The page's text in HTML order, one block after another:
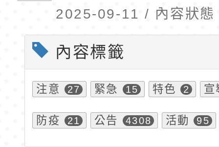
2025-09-11 / 內容狀態
內容標籤
注意 27 緊急 15 特色 2 宣
防疫 21 公告 4308 活動 95